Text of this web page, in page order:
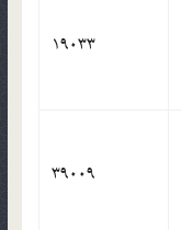
19033
39009